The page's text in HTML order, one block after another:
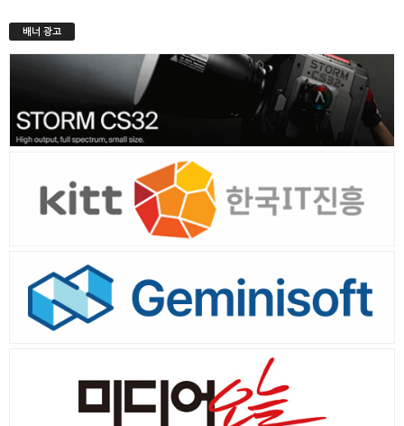
배너 광고